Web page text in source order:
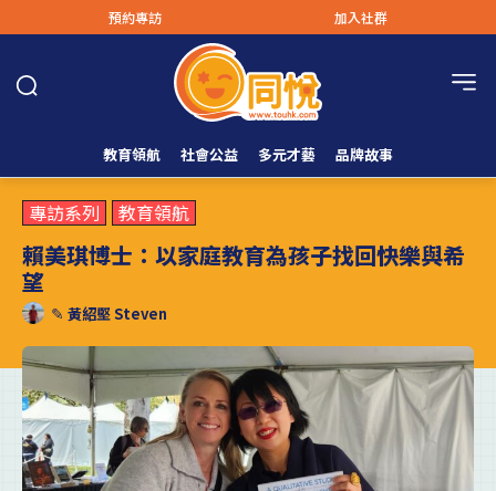
預約專訪 加入社群
教育領航 社會公益 多元才藝 品牌故事
專訪系列 教育領航
賴美琪博士：以家庭教育為孩子找回快樂與希
望
✎ 黃紹堅 Steven